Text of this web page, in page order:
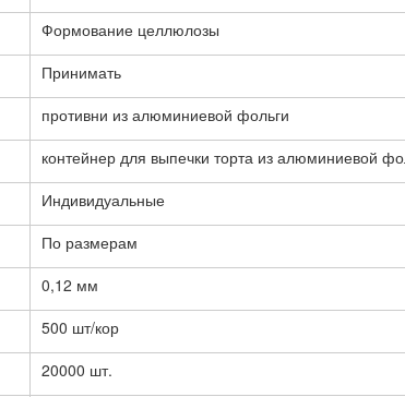
Формование целлюлозы
Принимать
противни из алюминиевой фольги
контейнер для выпечки торта из алюминиевой
Индивидуальные
По размерам
0,12 мм
500 шт/кор
20000 шт.